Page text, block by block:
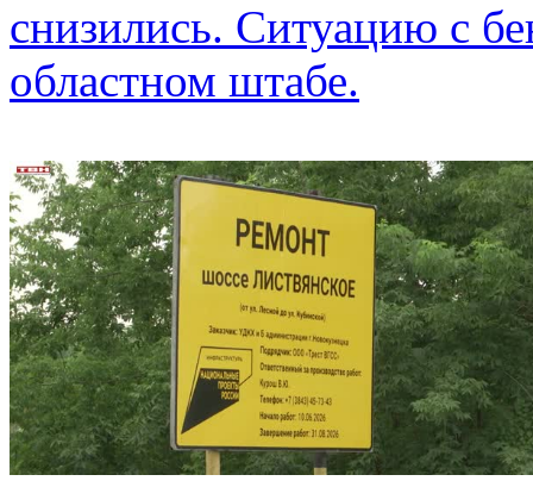
снизились. Ситуацию с
областном штабе.